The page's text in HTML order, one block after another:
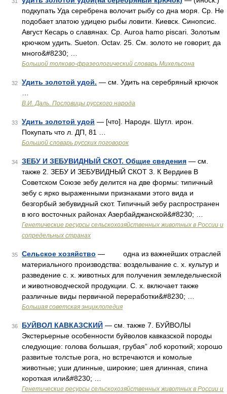
подкупать Уда серебрена волочит рыбу со дна моря. Ср. Не
подобает златою удицею рыбы ловити. Киевск. Синопсис.
Август Кесарь о славянах. Ср. Auroa hamo piscari. Золотым
крючком удить. Sueton. Octav. 25. См. золото не говорит, да
много&#8230; …
Большой толково-фразеологический словарь Михельсона
32 Удить золотой удой. — см. Удить на серебряный крючок
В.И. Даль. Пословицы русского народа
33 Удить золотой удой — [что]. Народн. Шутл. ирон.
Покупать что л. ДП, 81 …
Большой словарь русских поговорок
34 ЗЕБУ И ЗЕБУВИДНЫЙ СКОТ. Общие сведения — см.
также 2. ЗЕБУ И ЗЕБУВИДНЫЙ СКОТ 3. К Вердиев В
Советском Союзе зебу делится на две формы: типичный
зебу с ярко выраженными признаками этого вида и
безгорбый зебувидный скот. Типичный зебу распространен
в юго восточных районах Азербайджанской&#8230; …
Генетические ресурсы сельскохозяйственных животных в России и
сопредельных странах
35 Сельское хозяйство — одна из важнейших отраслей
материального производства: возделывание с. х. культур и
разведение с. х. животных для получения земледельческой
и животноводческой продукции. С. х. включает также
различные виды первичной переработки&#8230; …
Большая советская энциклопедия
36 БУЙВОЛ КАВКАЗСКИЙ — см. также 7. БУЙВОЛЫ
Экстерьерные особенности буйволов кавказской породы
следующие: голова большая, грубая” лоб короткий; хорошо
развитые толстые рога, но встречаются и комолые
животные; уши длинные, широкие; шея длинная, спина
короткая или&#8230; …
Генетические ресурсы сельскохозяйственных животных в России и